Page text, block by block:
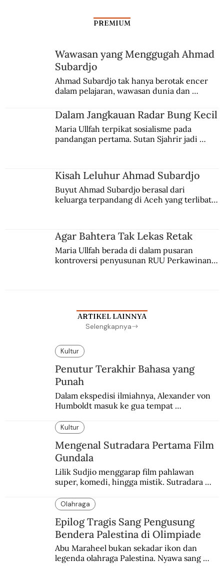
PREMIUM
Wawasan yang Menggugah Ahmad
Subardjo
Ahmad Subardjo tak hanya berotak encer
dalam pelajaran, wawasan dunia dan
Jules Verne, Multatuli, hingga Sun Yat-sen.
Dalam Jangkauan Radar Bung Kecil
Maria Ullfah terpikat sosialisme pada
pandangan pertama. Sutan Sjahrir jadi
Kisah Leluhur Ahmad Subardjo
Buyut Ahmad Subardjo berasal dari
keluarga terpandang di Aceh yang terlibat
Agar Bahtera Tak Lekas Retak
Maria Ullfah berada di dalam pusaran
kontroversi penyusunan RUU Perkawinan.
ARTIKEL LAINNYA
Selengkapnya
Kultur
Penutur Terakhir Bahasa yang
Punah
Dalam ekspedisi ilmiahnya, Alexander von
Humboldt masuk ke gua tempat
burung nuri diyakini sebagai penutur
terakhir bahasa suku itu.
Kultur
Mengenal Sutradara Pertama Film
Gundala
Lilik Sudjio menggarap film pahlawan
super, komedi, hingga mistik. Sutradara
Olahraga
Epilog Tragis Sang Pengusung
Bendera Palestina di Olimpiade
Abu Maraheel bukan sekadar ikon dan
legenda olahraga Palestina. Nyawa sang